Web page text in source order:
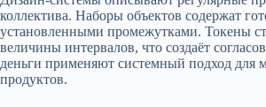
коллектива. Наборы объектов содержат
установленными промежутками. Токены
величины интервалов, что создаёт
деньги применяют системный подход для
продуктов.